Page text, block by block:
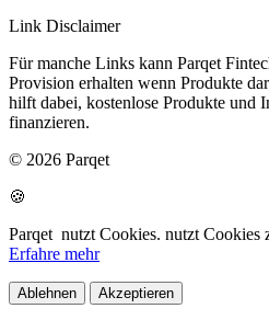
Link Disclaimer
Für manche Links kann Parqet
Provision erhalten wenn Produkte
hilft dabei, kostenlose Produkte und
finanzieren.
© 2026 Parqet
🍪
Parqet nutzt Cookies. nutzt Cookies
Erfahre mehr
Ablehnen Akzeptieren